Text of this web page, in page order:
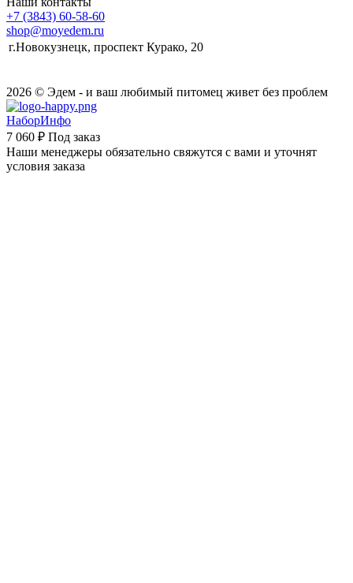
+7 (3843) 60-58-60
shop@moyedem.ru
г.Новокузнецк, проспект Курако, 20
2026 © Эдем - и ваш любимый питомец живет без проблем
НаборИнфо
7 060 ₽ Под заказ
Наши менеджеры обязательно свяжутся с вами и уточнят
условия заказа